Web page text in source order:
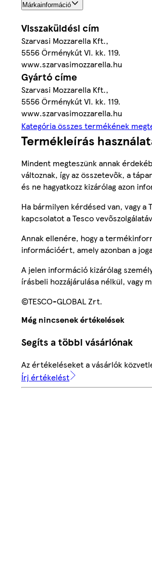
Márkainformáció
Visszaküldési cím
Szarvasi Mozzarella Kft.,
5556 Örménykút VI. kk. 119.
www.szarvasimozzarella.hu
Gyártó címe
Szarvasi Mozzarella Kft.,
5556 Örménykút VI. kk. 119.
www.szarvasimozzarella.hu
Kategória összes termékének
Termékleírás
Mindent megteszünk annak
változnak, így az összetevők, a
és ne hagyatkozz kizárólag azon
Ha bármilyen kérdésed van, vagy
kapcsolatot a Tesco
Annak ellenére, hogy a
információért, amely azonban a
A jelen információ kizárólag
írásbeli hozzájárulása nélkül, vagy
©TESCO-GLOBAL Zrt.
Még nincsenek értékelések
Segíts a többi vásárlónak
Az értékeléseket a vásárlók
Írj értékelést